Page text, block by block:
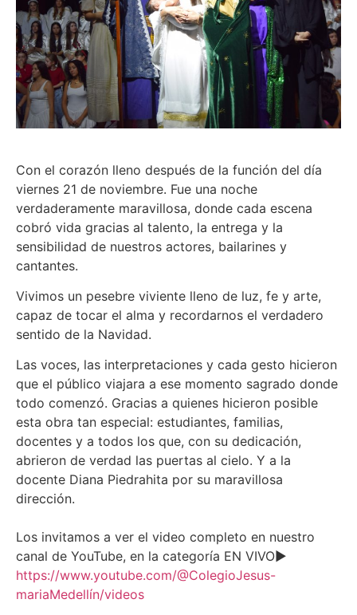
Con el corazón lleno después de la función del día
viernes 21 de noviembre. Fue una noche
verdaderamente maravillosa, donde cada escena
cobró vida gracias al talento, la entrega y la
sensibilidad de nuestros actores, bailarines y
cantantes.
Vivimos un pesebre viviente lleno de luz, fe y arte,
capaz de tocar el alma y recordarnos el verdadero
sentido de la Navidad.
Las voces, las interpretaciones y cada gesto hicieron
que el público viajara a ese momento sagrado donde
todo comenzó. Gracias a quienes hicieron posible
esta obra tan especial: estudiantes, familias,
docentes y a todos los que, con su dedicación,
abrieron de verdad las puertas al cielo. Y a la
docente Diana Piedrahita por su maravillosa
dirección.
Los invitamos a ver el video completo en nuestro
canal de YouTube, en la categoría EN VIVO▶
https://www.youtube.com/@ColegioJesus-
mariaMedellín/videos